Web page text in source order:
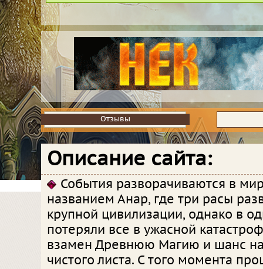
Отзывы
Отзывы
Описание сайта:
События разворачиваются в
названием Анар, где три расы
крупной цивилизации, однако в
потеряли все в ужасной
взамен Древнюю Магию и шанс
чистого листа. С того момента